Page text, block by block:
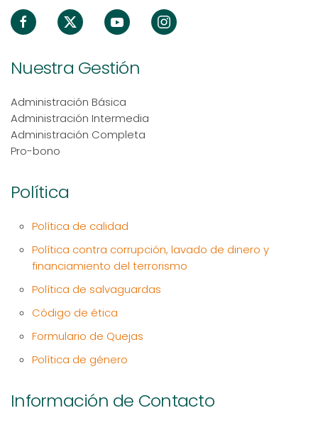
Nuestra Gestión
Administración Básica
Administración Intermedia
Administración Completa
Pro-bono
Política
Política de calidad
Política contra corrupción, lavado de dinero y
financiamiento del terrorismo
Política de salvaguardas
Código de ética
Formulario de Quejas
Política de género
Información de Contacto